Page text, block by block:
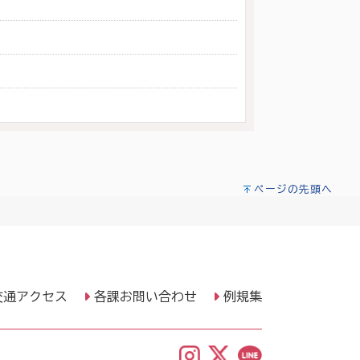
ページの先頭へ
通アクセス 各課お問い合わせ 例規集